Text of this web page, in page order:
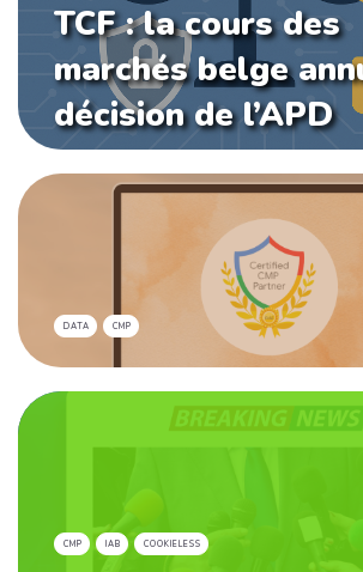
TCF : la cours des
marchés belge
décision de l’APD
DATA CMP
CMP IAB COOKIELESS